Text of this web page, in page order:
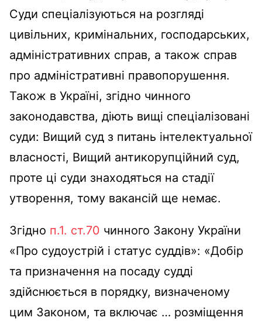
Суди спеціалізуються на розгляді
цивільних, кримінальних, господарських,
адміністративних справ, а також справ
про адміністративні правопорушення.
Також в Україні, згідно чинного
законодавства, діють вищі спеціалізовані
суди: Вищий суд з питань інтелектуальної
власності, Вищий антикорупційний суд,
проте ці суди знаходяться на стадії
утворення, тому вакансій ще немає.
Згідно п.1. ст.70 чинного Закону України
«Про судоустрій і статус суддів»: «Добір
та призначення на посаду судді
здійснюється в порядку, визначеному
цим Законом, та включає … розміщення